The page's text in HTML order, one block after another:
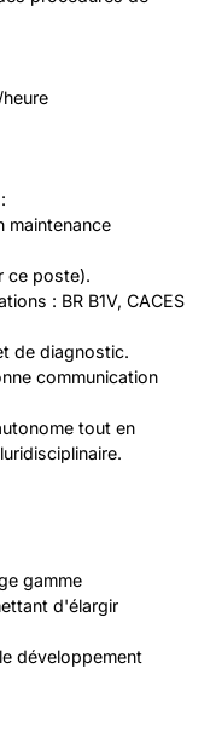
maintenance
ce poste).
: BR B1V, CACES
de diagnostic.
communication
tout en
gamme
d'élargir
développement